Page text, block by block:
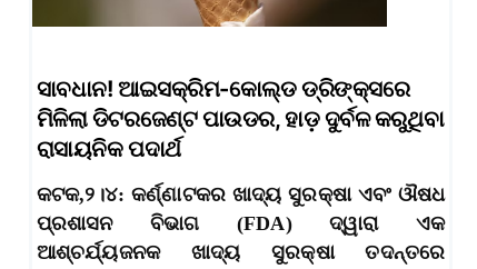
ସାବଧାନ! ଆଇସକ୍ରିମ-କୋଲ୍ଡ ଡ୍ରିଙ୍କ୍ସରେ
ମିଳିଲା ଡିଟରଜେଣ୍ଟ ପାଉଡର, ହାଡ଼ ଦୁର୍ବଳ କରୁଥିବା
ରାସାୟନିକ ପଦାର୍ଥ
କଟକ,୨।୪: କର୍ଣ୍ଣାଟକର ଖାଦ୍ୟ ସୁରକ୍ଷା ଏବଂ ଔଷଧ
ପ୍ରଶାସନ ବିଭାଗ (FDA) ଦ୍ୱାରା ଏକ
ଆଶ୍ଚର୍ଯ୍ୟଜନକ ଖାଦ୍ୟ ସୁରକ୍ଷା ତଦନ୍ତରେ